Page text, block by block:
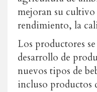
mejoran su
rendimiento, la
Los productores
desarrollo de
nuevos tipos de
incluso productos